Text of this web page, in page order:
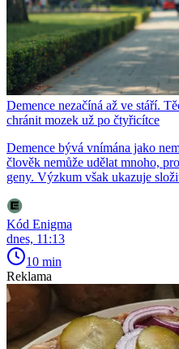
Demence nezačíná až ve stáří.
chránit mozek už po čtyřicítce
Demence bývá vnímána jako
člověk nemůže udělat mnoho,
geny. Výzkum však ukazuje
Kód Enigma
dnes, 11:13
10 min
Reklama